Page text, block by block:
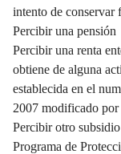
intento de conservar
Percibir una pensión
Percibir una renta
obtiene de alguna
establecida en el
2007 modificado
Percibir otro
Programa de